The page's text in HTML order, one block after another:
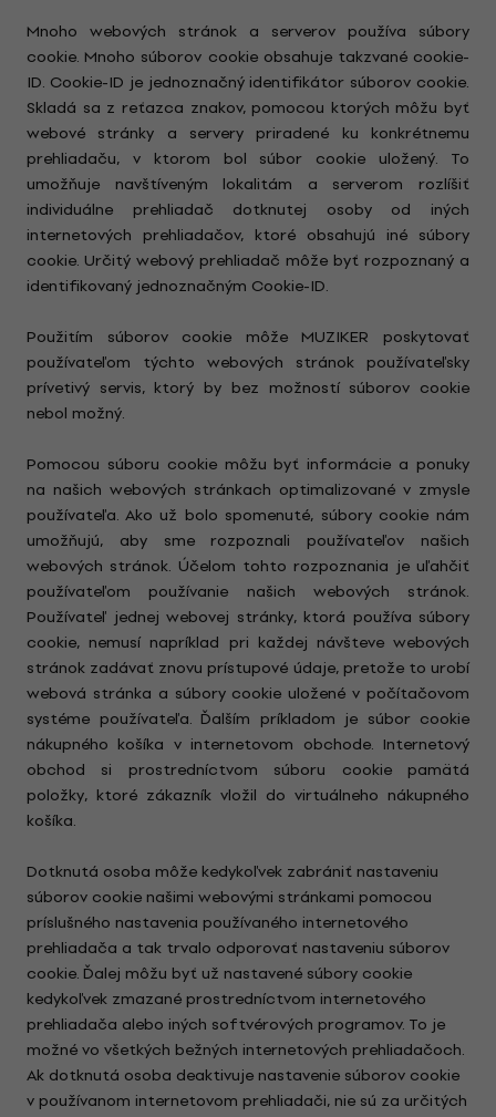
Mnoho webových stránok a serverov používa súbory
cookie. Mnoho súborov cookie obsahuje takzvané cookie-
ID. Cookie-ID je jednoznačný identifikátor súborov cookie.
Skladá sa z reťazca znakov, pomocou ktorých môžu byť
webové stránky a servery priradené ku konkrétnemu
prehliadaču, v ktorom bol súbor cookie uložený. To
umožňuje navštíveným lokalitám a serverom rozlíšiť
individuálne prehliadač dotknutej osoby od iných
internetových prehliadačov, ktoré obsahujú iné súbory
cookie. Určitý webový prehliadač môže byť rozpoznaný a
identifikovaný jednoznačným Cookie-ID.
Použitím súborov cookie môže MUZIKER poskytovať
používateľom týchto webových stránok používateľsky
prívetivý servis, ktorý by bez možností súborov cookie
nebol možný.
Pomocou súboru cookie môžu byť informácie a ponuky
na našich webových stránkach optimalizované v zmysle
používateľa. Ako už bolo spomenuté, súbory cookie nám
umožňujú, aby sme rozpoznali používateľov našich
webových stránok. Účelom tohto rozpoznania je uľahčiť
používateľom používanie našich webových stránok.
Používateľ jednej webovej stránky, ktorá používa súbory
cookie, nemusí napríklad pri každej návšteve webových
stránok zadávať znovu prístupové údaje, pretože to urobí
webová stránka a súbory cookie uložené v počítačovom
systéme používateľa. Ďalším príkladom je súbor cookie
nákupného košíka v internetovom obchode. Internetový
obchod si prostredníctvom súboru cookie pamätá
položky, ktoré zákazník vložil do virtuálneho nákupného
košíka.
Dotknutá osoba môže kedykoľvek zabrániť nastaveniu
súborov cookie našimi webovými stránkami pomocou
príslušného nastavenia používaného internetového
prehliadača a tak trvalo odporovať nastaveniu súborov
cookie. Ďalej môžu byť už nastavené súbory cookie
kedykoľvek zmazané prostredníctvom internetového
prehliadača alebo iných softvérových programov. To je
možné vo všetkých bežných internetových prehliadačoch.
Ak dotknutá osoba deaktivuje nastavenie súborov cookie
v používanom internetovom prehliadači, nie sú za určitých